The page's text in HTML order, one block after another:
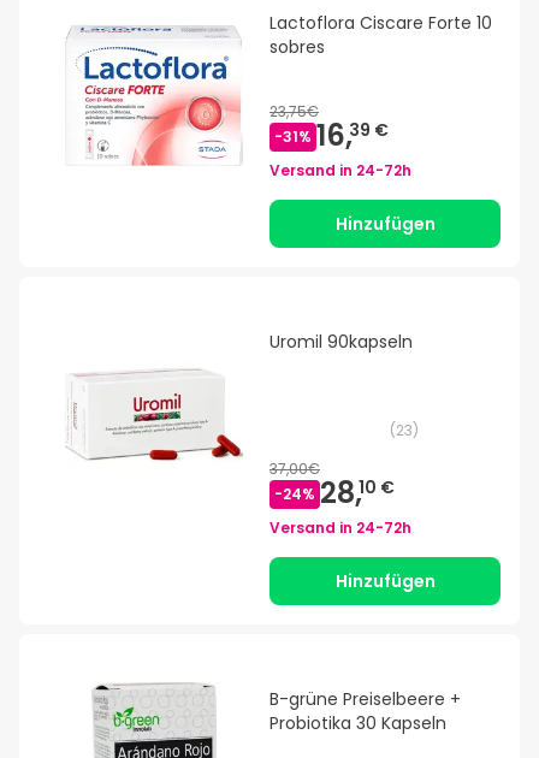
Lactoflora Ciscare Forte 10
sobres
23,75€
-31% 16,39 €
Versand in 24-72h
Hinzufügen
Uromil 90kapseln
(23)
37,00€
-24% 28,10 €
Versand in 24-72h
Hinzufügen
B-grüne Preiselbeere +
Probiotika 30 Kapseln